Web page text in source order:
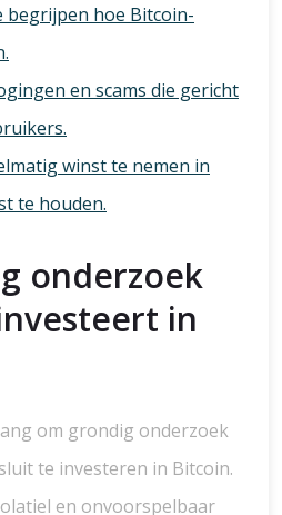
begrijpen hoe Bitcoin-
en scams die gericht
winst te nemen in
te houden.
onderzoek
in
om grondig onderzoek
te investeren in Bitcoin.
en onvoorspelbaar